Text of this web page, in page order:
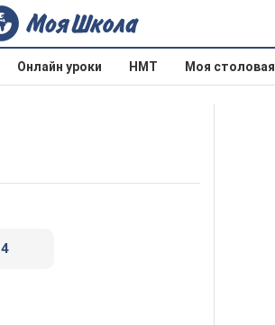
Онлайн уроки НМТ Моя столовая
4